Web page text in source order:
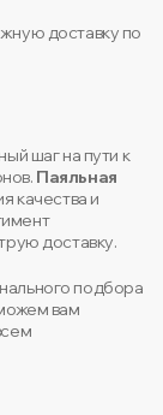
доставку по
шаг на пути к
Паяльная
качества и
доставку.
подбора
вам